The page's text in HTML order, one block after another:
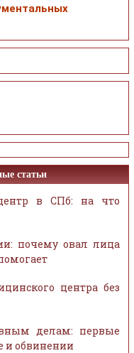
статьи
в СПб: на что
почему овал лица
центра без
делам: первые
и обвинении